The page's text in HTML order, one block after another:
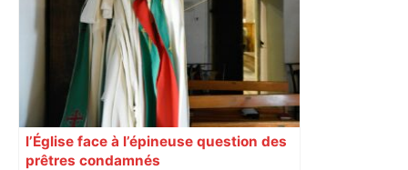
fermé en fin de soirée, voici les
déviations – Actu.fr
l’Église face à l’épineuse question des
prêtres condamnés